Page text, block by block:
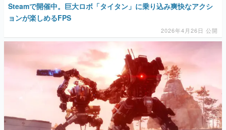
Steamで開催中。巨大ロボ「タイタン」に乗り込み爽快なアクシ
ョンが楽しめるFPS
2026年4月26日 公開